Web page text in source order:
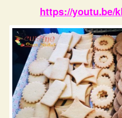
https://youtu.be/